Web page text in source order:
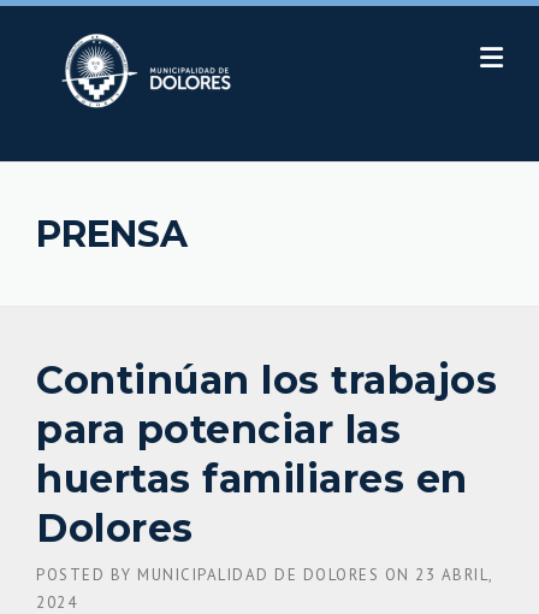
Skip
PRENSA
Continúan los trabajos
para potenciar las
huertas familiares en
Dolores
POSTED BY MUNICIPALIDAD DE DOLORES ON 23 ABRIL,
2024